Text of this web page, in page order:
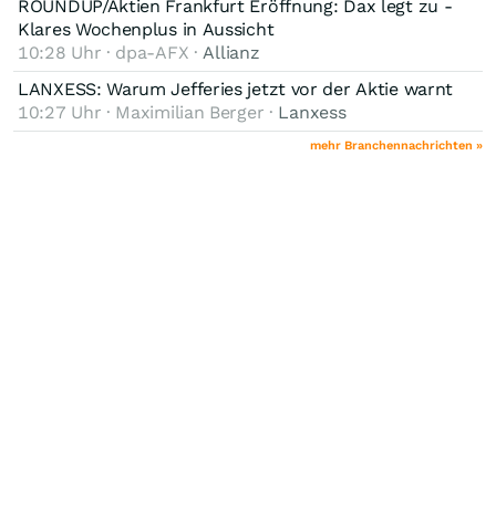
ROUNDUP/Aktien Frankfurt Eröffnung: Dax legt zu -
Klares Wochenplus in Aussicht
10:28 Uhr · dpa-AFX · Allianz
LANXESS: Warum Jefferies jetzt vor der Aktie warnt
10:27 Uhr · Maximilian Berger · Lanxess
mehr Branchennachrichten »